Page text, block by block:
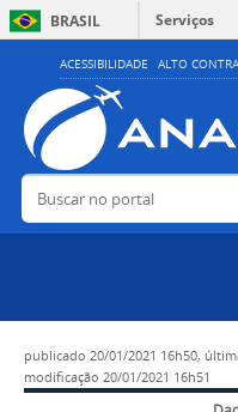
ACESSIBILIDADE ALTO
BRASIL
Serviços
Buscar no portal
publicado 20/01/2021 16h50,
modificação 20/01/2021 16h51